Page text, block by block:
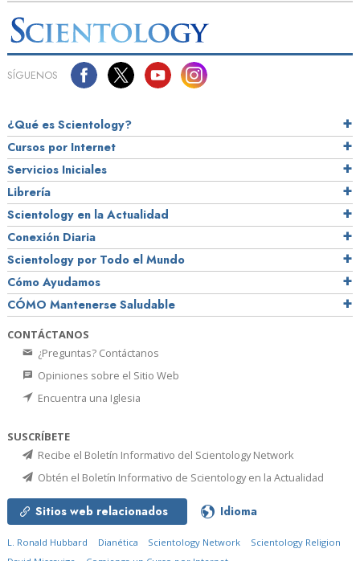
SÍGUENOS
¿Qué es Scientology?
Cursos por Internet
Servicios Iniciales
Librería
Scientology en la Actualidad
Conexión Diaria
Scientology por Todo el Mundo
Cómo Ayudamos
CÓMO Mantenerse Saludable
CONTÁCTANOS
¿Preguntas? Contáctanos
Opiniones sobre el Sitio Web
Encuentra una Iglesia
SUSCRÍBETE
Recibe el Boletín Informativo del Scientology Network
Obtén el Boletín Informativo de Scientology en la Actualidad
Sitios web relacionados Idioma
L. Ronald Hubbard Dianética Scientology Network
Scientology Religion